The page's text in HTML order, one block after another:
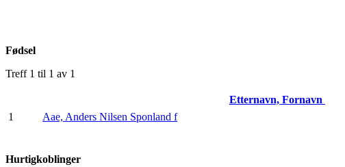
Fødsel
Treff 1 til 1 av 1
Etternavn, Fornavn
1
Aae, Anders Nilsen Sponland f
Hurtigkoblinger